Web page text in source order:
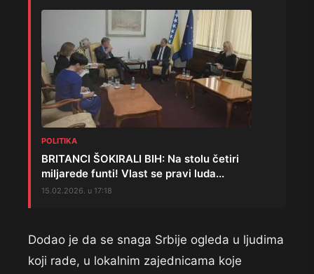
POLITIKA
BRITANCI ŠOKIRALI BIH: Na stolu četiri
miljarede funti! Vlast se pravi luda...
15.02.2026. u 17:18
Dodao je da se snaga Srbije ogleda u ljudima
koji rade, u lokalnim zajednicama koje